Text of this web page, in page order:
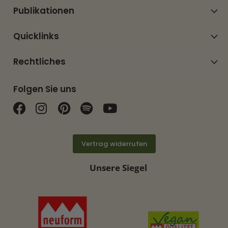
Publikationen
Quicklinks
Rechtliches
Folgen Sie uns
Finden Sie uns auf Facebook
Finden Sie uns auf Instagram
Finden Sie uns auf Pinterest
Finden Sie uns auf
Finden Sie uns auf
Vertrag widerrufen
Unsere Siegel